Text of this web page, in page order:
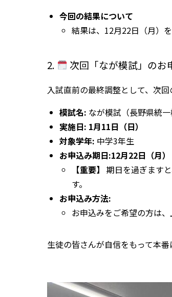
今回の結果について
結果は、12月22日（月）
2. 次回「なが模試」のお
入試直前の最終調整として、次
模試名: なが模試（長野県統一
実施日: 1月11日（日）
対象学年: 中学3年生
お申込み期日:12月22日（月）
【重要】 期日を過ぎます
す。
お申込み方法:
お申込みをご希望の方は、
生徒の皆さんが自信をもって本